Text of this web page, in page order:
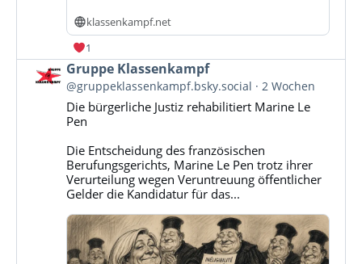
klassenkampf.net
1
Beitrag
von
Gruppe
Klassenkampf
Bluesky
ansehen
Gruppe Klassenkampf
@gruppeklassenkampf.bsky.social 2 Wochen
Die bürgerliche Justiz rehabilitiert Marine Le
Pen
Die Entscheidung des französischen
Berufungsgerichts, Marine Le Pen trotz ihrer
Verurteilung wegen Veruntreuung öffentlicher
Gelder die Kandidatur für das...